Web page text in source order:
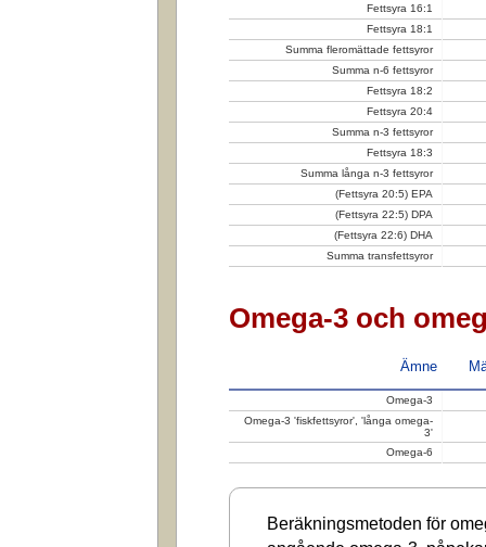
Fettsyra 16:1
Fettsyra 18:1
Summa fleromättade fettsyror
Summa n-6 fettsyror
Fettsyra 18:2
Fettsyra 20:4
Summa n-3 fettsyror
Fettsyra 18:3
Summa långa n-3 fettsyror
(Fettsyra 20:5) EPA
(Fettsyra 22:5) DPA
(Fettsyra 22:6) DHA
Summa transfettsyror
Omega-3 och
Ämne
Omega-3
Omega-3 'fiskfettsyror', 'långa omega-
3'
Omega-6
Beräkningsmetoden för